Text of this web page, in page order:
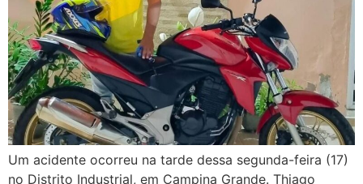
Um acidente ocorreu na tarde dessa segunda-feira (17)
no Distrito Industrial, em Campina Grande. Thiago